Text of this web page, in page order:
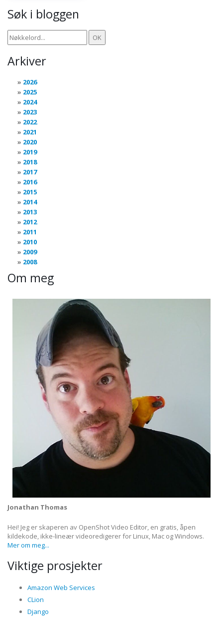
Søk i bloggen
Arkiver
2026
2025
2024
2023
2022
2021
2020
2019
2018
2017
2016
2015
2014
2013
2012
2011
2010
2009
2008
Om meg
Jonathan Thomas
Hei! Jeg er skaperen av OpenShot Video Editor, en gratis, åpen
kildekode, ikke-lineær videoredigerer for Linux, Mac og Windows.
Mer om meg...
Viktige prosjekter
Amazon Web Services
CLion
Django